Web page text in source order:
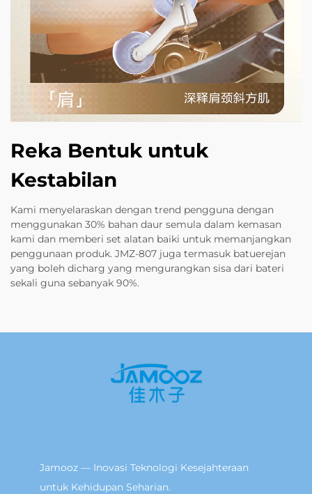
Reka Bentuk untuk
Kestabilan
Kami menyelaraskan dengan trend pengguna dengan
menggunakan 30% bahan daur semula dalam kemasan
kami dan memberi set alatan baiki untuk memanjangkan
penggunaan produk. JMZ-807 juga termasuk batuerejan
yang boleh dicharg yang mengurangkan sisa dari bateri
sekali guna sebanyak 90%.
Jamooz — Inovasi Teknologi Kesejahteraan
untuk Kehidupan Seharian.